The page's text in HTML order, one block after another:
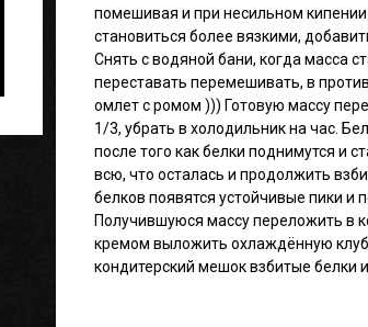
помешивая и при несильном
становиться более вязкими,
Снять с водяной бани, когда масса
переставать перемешивать, в
омлет с ромом ))) Готовую массу
1/3, убрать в холодильник на час.
после того как белки поднимутся и
всю, что осталась и продолжить
белков появятся устойчивые пики и
Получившуюся массу переложить в
кремом выложить охлаждённую
кондитерский мешок взбитые белки